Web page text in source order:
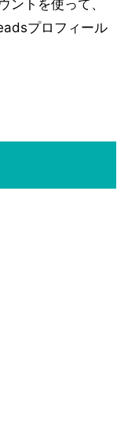
ントを使って、
プロフィール